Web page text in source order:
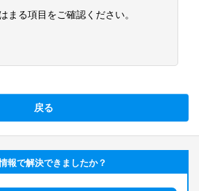
まる項目をご確認ください。
戻る
報で解決できましたか？